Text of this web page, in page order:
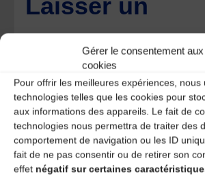
Gérer le consentement aux
cookies
Pour offrir les meilleures expériences, nous
technologies telles que les cookies pour
aux informations des appareils. Le fait de
technologies nous permettra de traiter des
comportement de navigation ou les ID
fait de ne pas consentir ou de retirer son
effet négatif sur certaines
Laisser un
commentaire
Votre adresse e-mail ne sera pas publiée.
obligatoires sont indiqués avec*